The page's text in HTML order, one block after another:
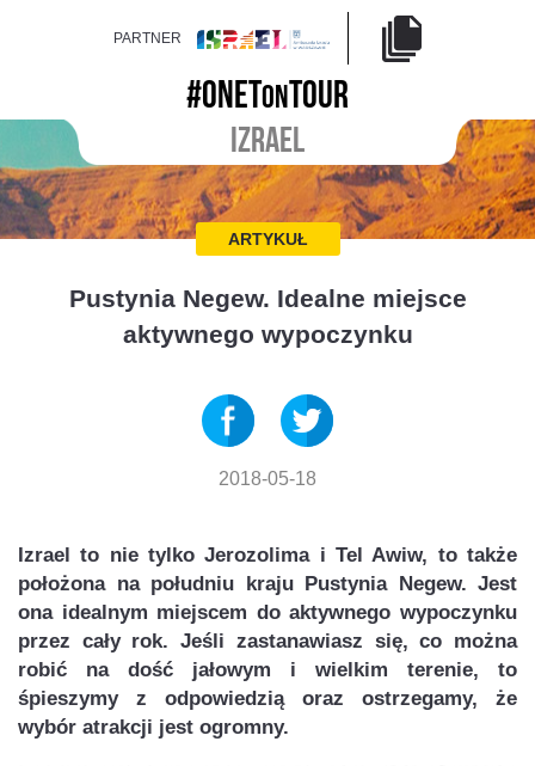
PARTNER
#ONETONTOUR
IZRAEL
ARTYKUŁ
Pustynia Negew. Idealne miejsce
aktywnego wypoczynku
2018-05-18
Izrael to nie tylko Jerozolima i Tel Awiw, to także
położona na południu kraju Pustynia Negew. Jest
ona idealnym miejscem do aktywnego wypoczynku
przez cały rok. Jeśli zastanawiasz się, co można
robić na dość jałowym i wielkim terenie, to
śpieszymy z odpowiedzią oraz ostrzegamy, że
wybór atrakcji jest ogromny.